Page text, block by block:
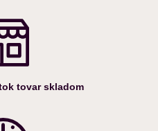
tovar skladom